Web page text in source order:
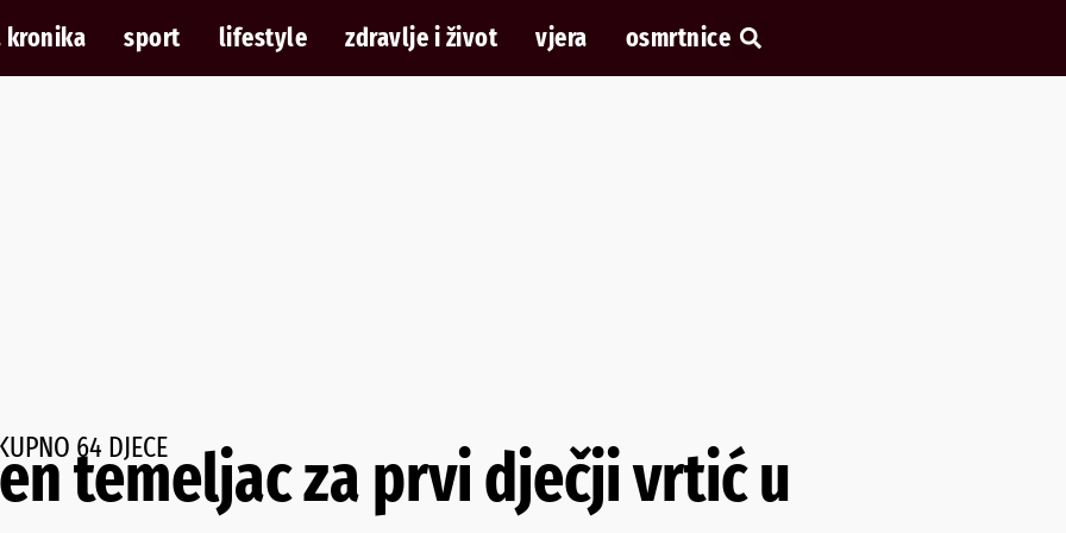
kronika sport lifestyle zdravlje i život vjera osmrtnice
64 DJECE
temeljac za prvi dječji vrtić u